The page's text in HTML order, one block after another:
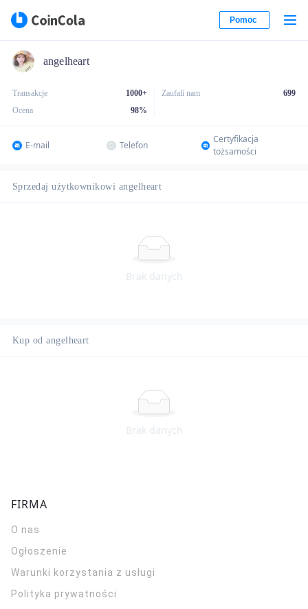
Pomoc
angelheart
Transakcje
1000+
Ocena
98%
Zaufali nam 699
E-mail Telefon
Certyfikacja
tożsamości
Sprzedaj użytkownikowi angelheart
Brak danych
Kup od angelheart
Brak danych
FIRMA
O nas
Ogłoszenie
Warunki korzystania z usługi
Polityka prywatności